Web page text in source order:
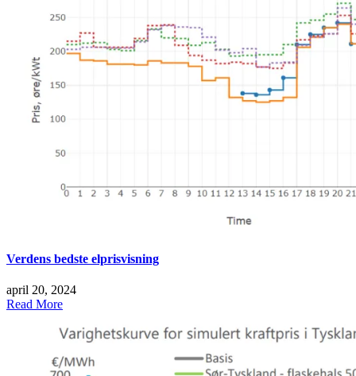
Verdens bedste elprisvisning
april 20, 2024
Read More